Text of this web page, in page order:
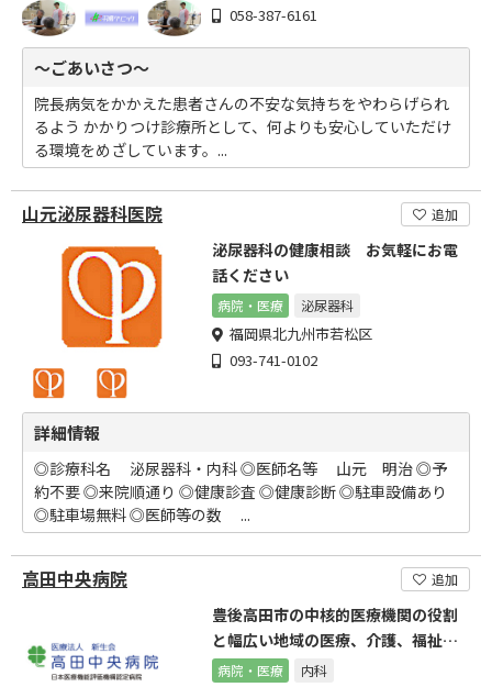
058-387-6161
～ごあいさつ～
院長病気をかかえた患者さんの不安な気持ちをやわらげられ
るよう かかりつけ診療所として、何よりも安心していただけ
る環境をめざしています。...
山元泌尿器科医院 追加
泌尿器科の健康相談 お気軽にお電
話ください
病院・医療 泌尿器科
福岡県北九州市若松区
093-741-0102
詳細情報
◎診療科名 泌尿器科・内科 ◎医師名等 山元 明治 ◎予
約不要 ◎来院順通り ◎健康診査 ◎健康診断 ◎駐車設備あり
◎駐車場無料 ◎医師等の数 ...
高田中央病院 追加
豊後高田市の中核的医療機関の役割
と幅広い地域の医療、介護、福祉に
貢献致します。
病院・医療 内科